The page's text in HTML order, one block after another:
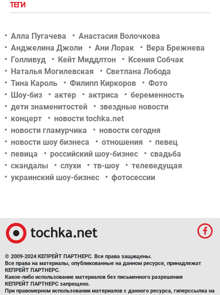
ТЕГИ
Алла Пугачева
Анастасия Волочкова
Анджелина Джоли
Ани Лорак
Вера Брежнева
Голливуд
Кейт Миддлтон
Ксения Собчак
Наталья Могилевская
Светлана Лобода
Тина Кароль
Филипп Киркоров
Фото
Шоу-биз
актер актриса
беременность
дети знаменитостей
звездные новости
концерт
новости tochka.net
новости гламурчика
новости сегодня
новости шоу бизнеса
отношения
певец
певица
российский шоу-бизнес
свадьба
скандалы
слухи тв-шоу
телеведущая
украинский шоу-бизнес
фотосессии
© 2009-2024 КЕПРЕЙТ ПАРТНЕРС. Все права защищены.
Все права на материалы, опубликованные на данном ресурсе, принадлежат
КЕПРЕЙТ ПАРТНЕРС.
Какое-либо использование материалов без письменного разрешения
КЕПРЕЙТ ПАРТНЕРС запрещено.
При правомерном использовании материалов с данного ресурса, гиперссылка на